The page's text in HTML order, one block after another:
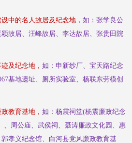
中的名人故居及纪念地 ，如：张学良公
故居、汪峰故居、李达故居、张贵田院
及纪念地， 如：申新纱厂、宝天路纪念
基地遗址、厕所实验室、 杨联东劳模创
教育基地， 如：杨震祠堂(杨震廉政纪念
、周公庙、武侯祠、聂涛廉政文化园、惠
孝义纪念馆、白河县党风廉政教育基